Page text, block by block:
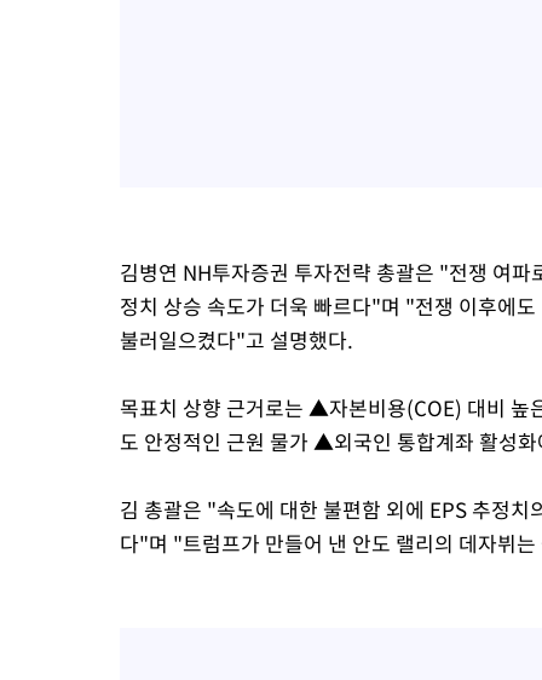
김병연 NH투자증권 투자전략 총괄은 "전쟁 여
정치 상승 속도가 더욱 빠르다"며 "전쟁 이후에
불러일으켰다"고 설명했다.
목표치 상향 근거로는 ▲자본비용(COE) 대비
도 안정적인 근원 물가 ▲외국인 통합계좌 활성
김 총괄은 "속도에 대한 불편함 외에 EPS 추정
다"며 "트럼프가 만들어 낸 안도 랠리의 데자뷔